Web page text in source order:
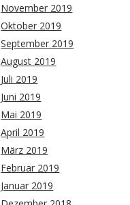
November 2019
Oktober 2019
September 2019
August 2019
Juli 2019
Juni 2019
Mai 2019
April 2019
März 2019
Februar 2019
Januar 2019